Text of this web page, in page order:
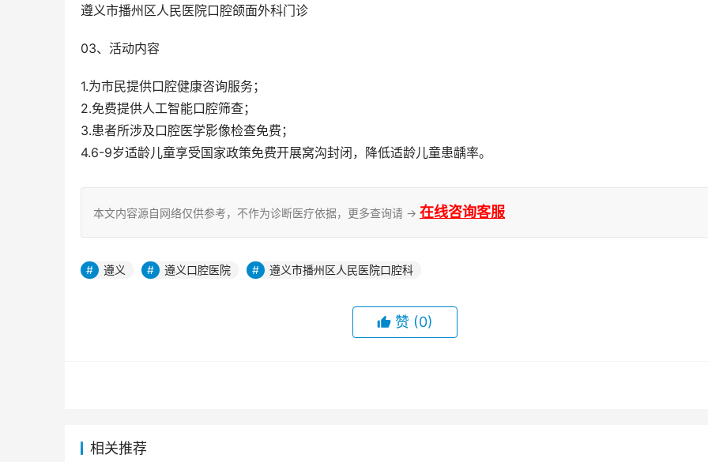
遵义市播州区人民医院口腔颌面外科门诊
03、活动内容
1.为市民提供口腔健康咨询服务；
2.免费提供人工智能口腔筛查；
3.患者所涉及口腔医学影像检查免费；
4.6-9岁适龄儿童享受国家政策免费开展窝沟封闭，降低适龄儿童患龋率。
本文内容源自网络仅供参考，不作为诊断医疗依据，更多查询请 → 在线咨询客服
遵义 遵义口腔医院 遵义市播州区人民医院口腔科
赞 (0)
相关推荐